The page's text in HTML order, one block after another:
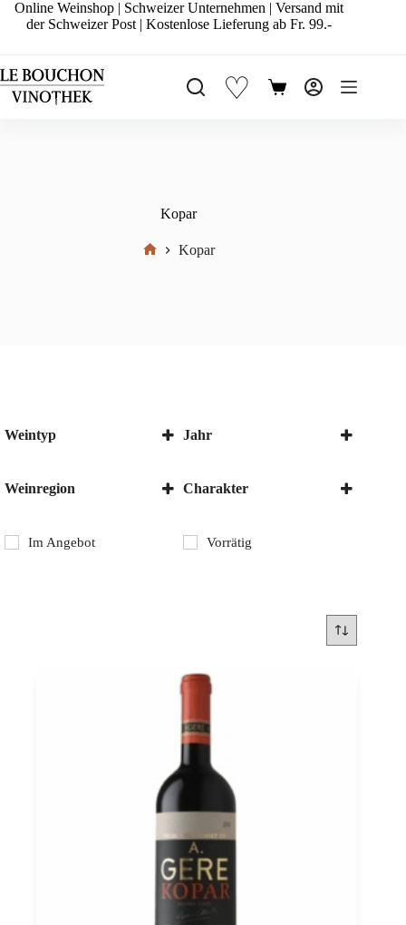
Zum
Inhalt
Online Weinshop | Schweizer Unternehmen | Versand mit
der Schweizer Post | Kostenlose Lieferung ab Fr. 99.-
♡ Warenkorb
Kopar
Kopar
Weintyp Jahr
Weinregion Charakter
Im Angebot Vorrätig